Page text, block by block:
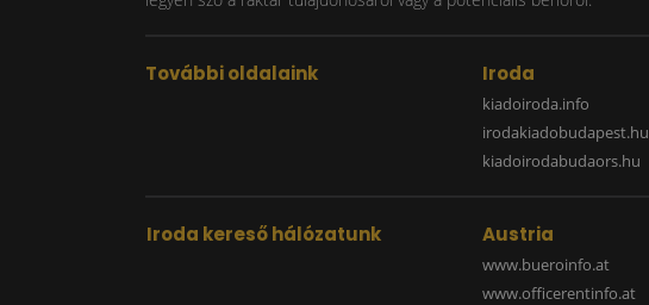
További oldalaink Iroda
kiadoiroda.info
irodakiadobudapest.hu
kiadoirodabudaors.hu
Iroda kereső hálózatunk Austria
www.bueroinfo.at
www.officerentinfo.at